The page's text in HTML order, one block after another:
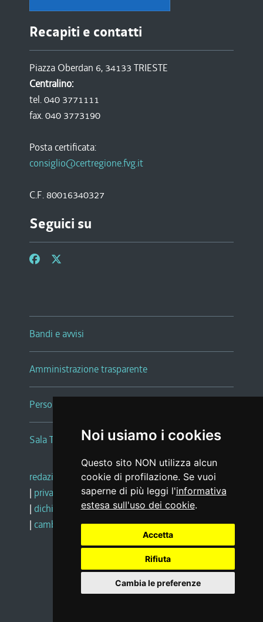
Noi usiamo i cookies
Questo sito NON utilizza alcun
cookie di profilazione. Se vuoi
saperne di più leggi l'informativa
estesa sull'uso dei cookie.
Accetta
Rifiuta
Cambia le preferenze
Recapiti e contatti
Piazza Oberdan 6, 34133 TRIESTE
Centralino:
tel. 040 3771111
fax. 040 3773190
Posta certificata:
consiglio@certregione.fvg.it
C.F. 80016340327
Seguici su
Bandi e avvisi
Amministrazione trasparente
Persone e Uffici
Sala Tiziano Tessitori
redazione web |note legali |glossario
| privacy
social media policy
| dichiarazione di accessibilità |feedback
| cambio preferenze cookie
Realizzato da